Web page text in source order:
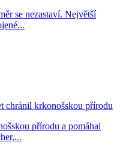
se nezastaví. Největší
chránil krkonošskou přírodu
přírodu a pomáhal